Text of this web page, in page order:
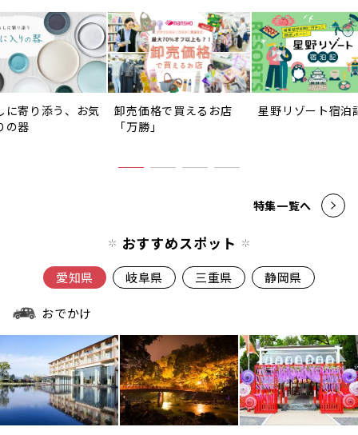
に寄り添う、お気
の器
卸売価格で買えるお店
「万勝」
星野リゾート宿泊
特集一覧へ
おすすめスポット
愛知県 岐阜県 三重県 静岡県
おでかけ